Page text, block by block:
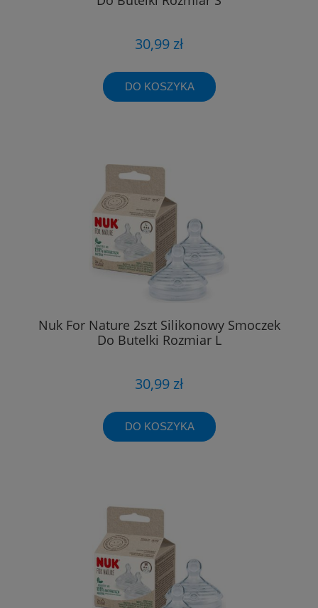
30,99 zł
DO KOSZYKA
Nuk For Nature 2szt Silikonowy Smoczek
Do Butelki Rozmiar L
30,99 zł
DO KOSZYKA